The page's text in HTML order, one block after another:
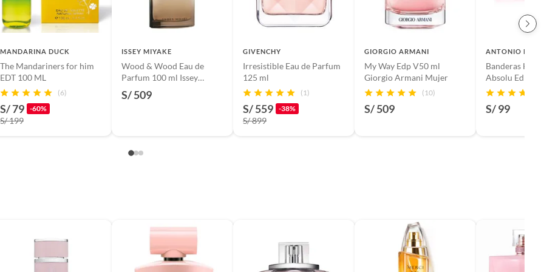
tecnología, línea blanca, colchones, muebles, bicicletas y
suplementos alimenticios, vitaminas.
MANDARINA DUCK
The Mandariners for him
EDT 100 ML
(6)
S/ 79 -60%
S/ 199
ISSEY MIYAKE
Wood & Wood Eau de
Parfum 100 ml Issey
Miyake Hombre
S/ 509
GIVENCHY
Irresistible Eau de Parfum
125 ml
(1)
S/ 559 -38%
S/ 899
GIORGIO ARMANI
My Way Edp V50 ml
Giorgio Armani Mujer
(10)
S/ 509
ANTONIO
Banderas Her
Absolu Edp
S/ 99